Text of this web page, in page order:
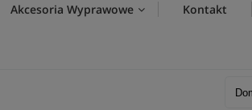
Akcesoria Wyprawowe Kontakt